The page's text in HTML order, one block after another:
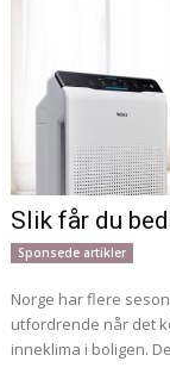
Slik får du
Sponsede artikler
Norge har flere
utfordrende når det
inneklima i boligen.